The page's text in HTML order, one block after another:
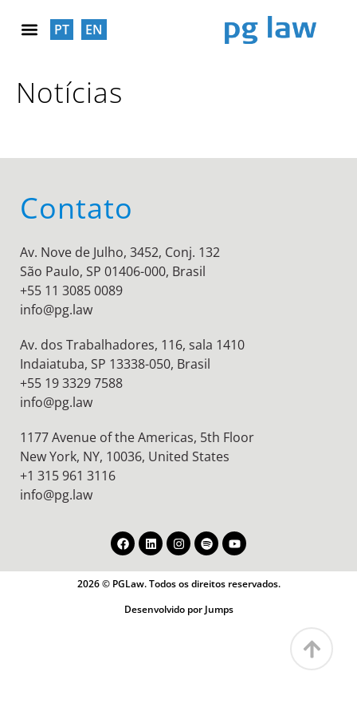
PT EN
Notícias
Contato
Av. Nove de Julho, 3452, Conj. 132
São Paulo, SP 01406-000, Brasil
+55 11 3085 0089
info@pg.law
Av. dos Trabalhadores, 116, sala 1410
Indaiatuba, SP 13338-050, Brasil
+55 19 3329 7588
info@pg.law
1177 Avenue of the Americas, 5th Floor
New York, NY, 10036, United States
+1 315 961 3116
info@pg.law
2026 © PGLaw. Todos os direitos reservados.
Desenvolvido por Jumps